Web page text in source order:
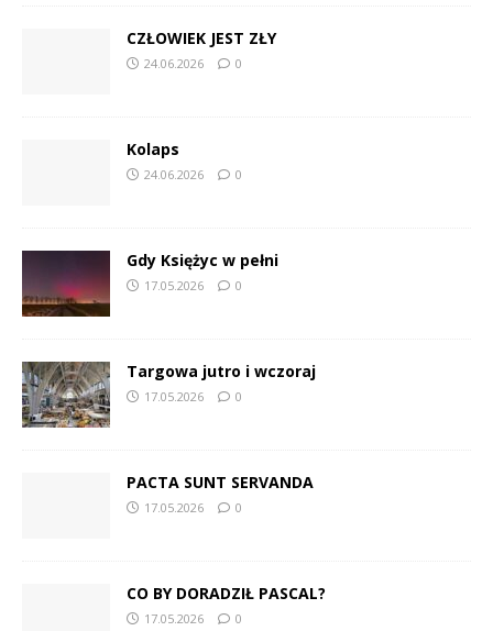
CZŁOWIEK JEST ZŁY
24.06.2026 0
Kolaps
24.06.2026 0
Gdy Księżyc w pełni
17.05.2026 0
Targowa jutro i wczoraj
17.05.2026 0
PACTA SUNT SERVANDA
17.05.2026 0
CO BY DORADZIŁ PASCAL?
17.05.2026 0